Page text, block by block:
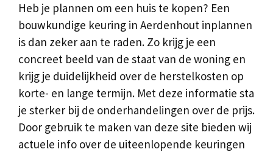
Heb je plannen om een huis te kopen? Een
bouwkundige keuring in Aerdenhout inplannen
is dan zeker aan te raden. Zo krijg je een
concreet beeld van de staat van de woning en
krijg je duidelijkheid over de herstelkosten op
korte- en lange termijn. Met deze informatie sta
je sterker bij de onderhandelingen over de prijs.
Door gebruik te maken van deze site bieden wij
actuele info over de uiteenlopende keuringen